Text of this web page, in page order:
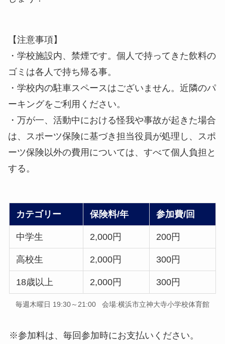
【注意事項】
・学校施設内、禁煙です。個人で持ってきた飲料の
ゴミは各人で持ち帰る事。
・学校内の駐車スペースはございません。近隣のパ
ーキングをご利用ください。
・万が一、活動中における怪我や事故が起きた場合
は、スポーツ保険に基づき担当役員が処理し、スポ
ーツ保険以外の費用については、すべて個人負担と
する。
カテゴリー 保険料/年 参加費/回
中学生 2,000円 200円
高校生 2,000円 300円
18歳以上 2,000円 300円
​毎週木曜日 19:30～21:00 会場:横浜市立神大寺小学校体育館
※参加料は、毎回参加時にお支払いください。